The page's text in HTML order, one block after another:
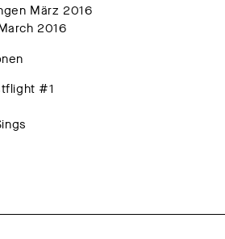
März 2016
2016
#1